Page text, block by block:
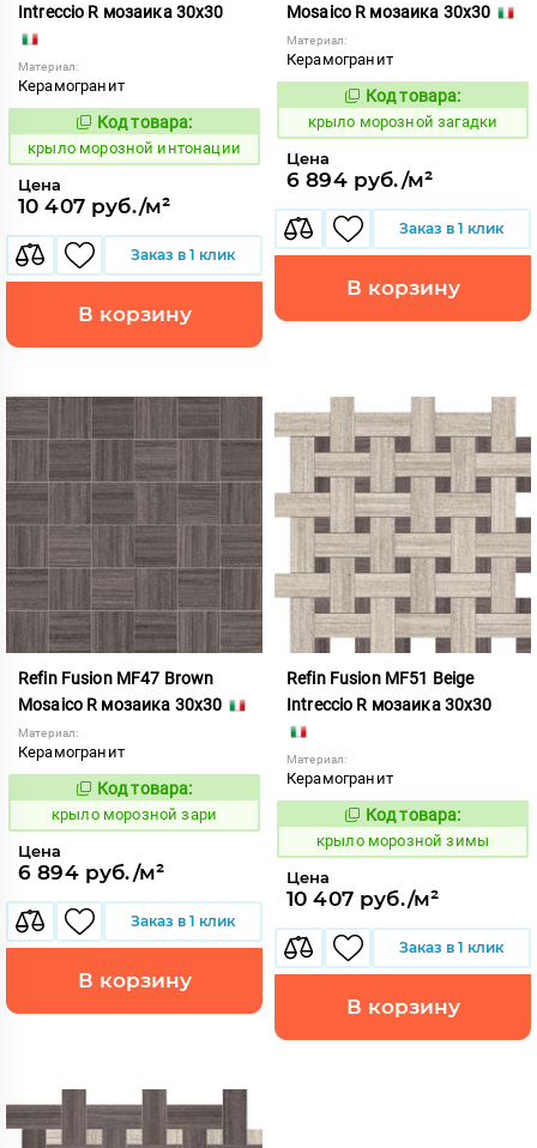
Intreccio R мозаика 30x30
Материал:
Керамогранит
835533
Код товара:
крыло морозной интонации
Цена
10 407 руб./м²
Заказ в 1 клик
В корзину
Mosaico R мозаика 30x30
Материал:
Керамогранит
835527
Код товара:
крыло морозной загадки
Цена
6 894 руб./м²
Заказ в 1 клик
В корзину
Refin Fusion MF47 Brown
Mosaico R мозаика 30x30
Материал:
Керамогранит
835528
Код товара:
крыло морозной зари
Цена
6 894 руб./м²
Заказ в 1 клик
В корзину
Refin Fusion MF51 Beige
Intreccio R мозаика 30x30
Материал:
Керамогранит
835532
Код товара:
крыло морозной зимы
Цена
10 407 руб./м²
Заказ в 1 клик
В корзину